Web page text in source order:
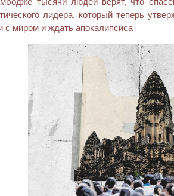
лидера, который теперь
с миром и ждать апокалипсиса